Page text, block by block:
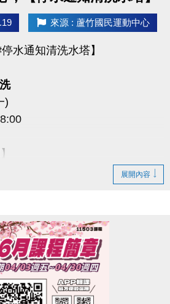
們，千萬別錯過喔～～～
來源 : 蘆竹國民運動中心
水通知清洗水塔】
)
諒 ***
#111、112
網 :
展開內容